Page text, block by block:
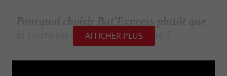
Pourquoi choisir Bat'Express plutôt que
la route ou la navette classique ?
AFFICHER PLUS